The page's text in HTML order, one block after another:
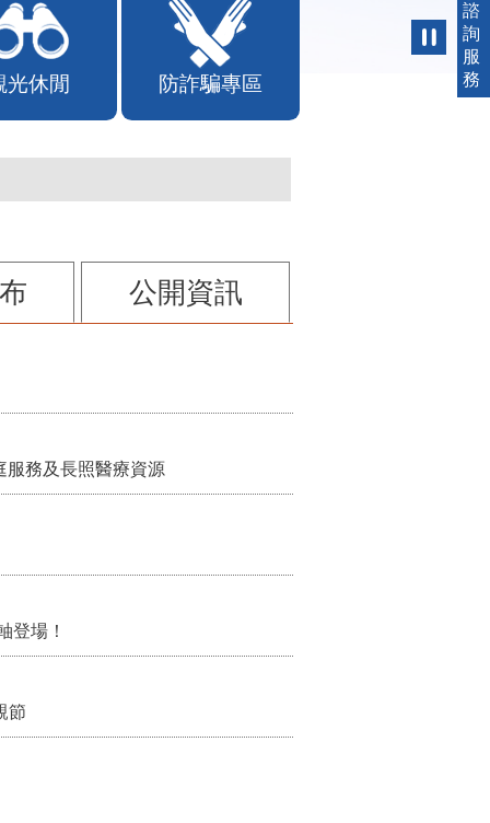
光休閒 防詐騙專區
公開資訊
服務及長照醫療資源
登場！
節
諮
詢
服
務